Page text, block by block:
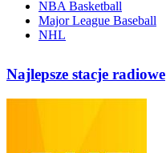
NBA Basketball
Major League Baseball
NHL
Najlepsze stacje radiowe